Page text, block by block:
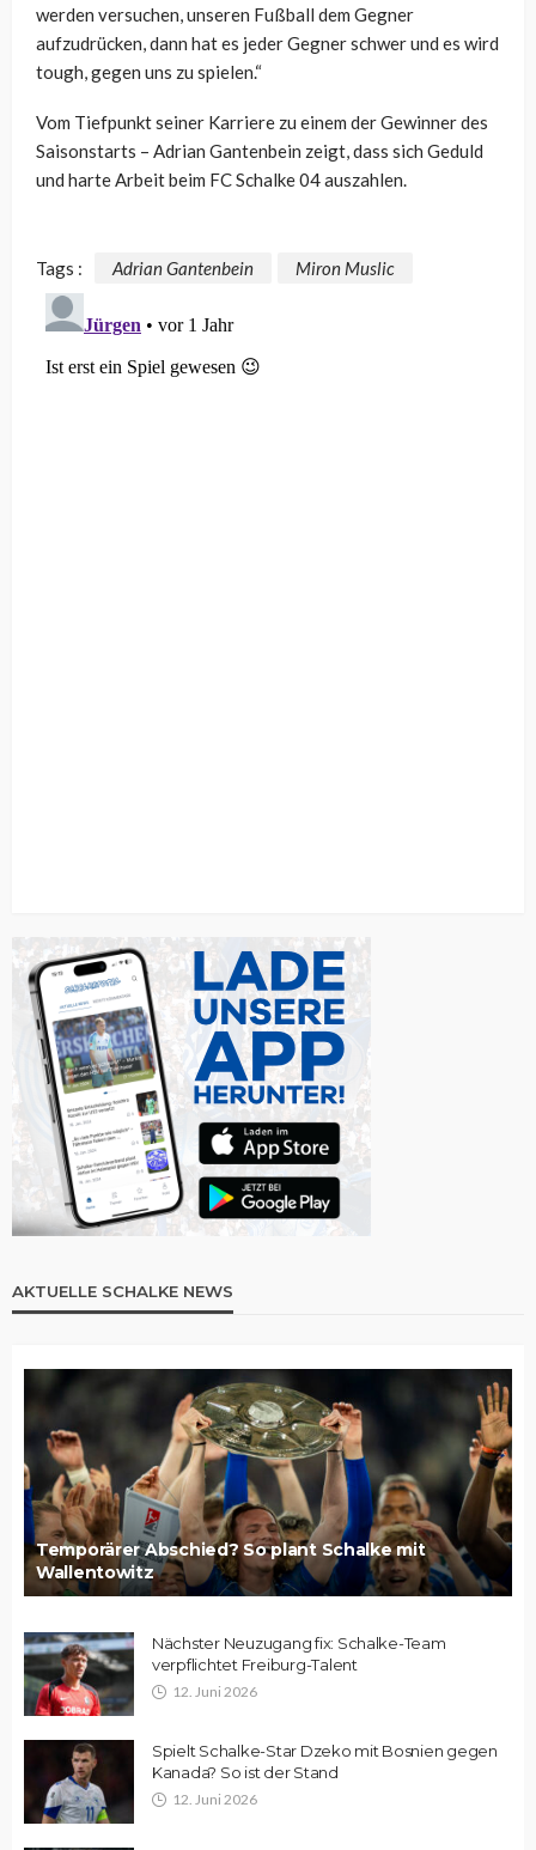
werden versuchen, unseren Fußball dem Gegner
aufzudrücken, dann hat es jeder Gegner schwer und es wird
tough, gegen uns zu spielen.“
Vom Tiefpunkt seiner Karriere zu einem der Gewinner des
Saisonstarts – Adrian Gantenbein zeigt, dass sich Geduld
und harte Arbeit beim FC Schalke 04 auszahlen.
Tags : Adrian Gantenbein Miron Muslic
AKTUELLE SCHALKE NEWS
Temporärer Abschied? So plant Schalke mit
Wallentowitz
Nächster Neuzugang fix: Schalke-Team
verpflichtet Freiburg-Talent
12. Juni 2026
Spielt Schalke-Star Dzeko mit Bosnien gegen
Kanada? So ist der Stand
12. Juni 2026